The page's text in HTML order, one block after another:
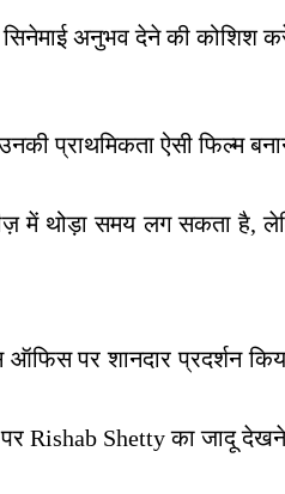
सिनेमाई अनुभव देने की कोशिश
प्राथमिकता ऐसी फिल्म
में थोड़ा समय लग सकता है,
पर शानदार प्रदर्शन
Rishab Shetty का जादू